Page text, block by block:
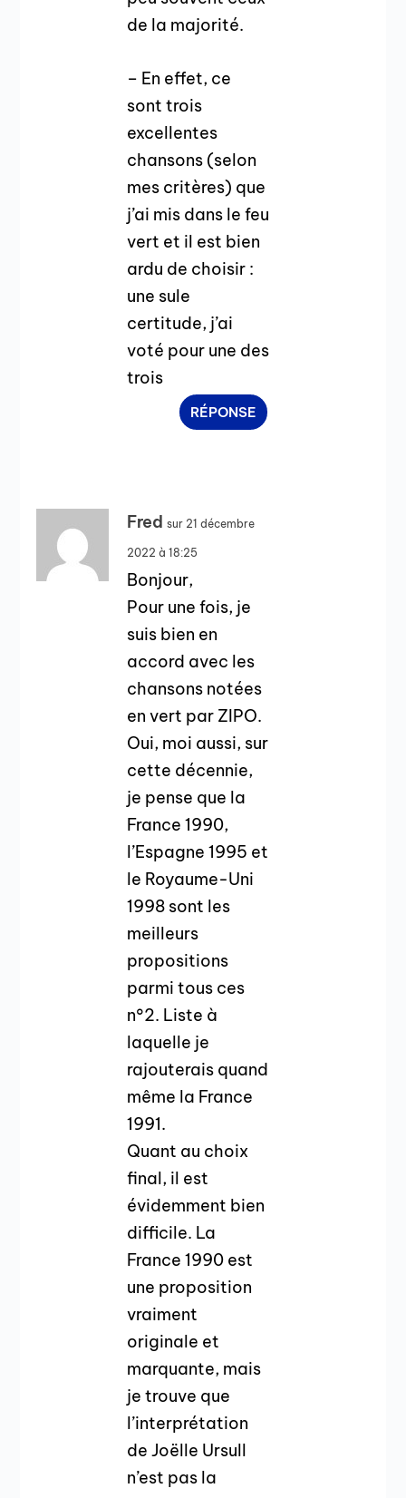
de la majorité.
– En effet, ce
sont trois
excellentes
chansons (selon
mes critères) que
j’ai mis dans le feu
vert et il est bien
ardu de choisir :
une sule
certitude, j’ai
voté pour une des
trois
RÉPONSE
Fred sur 21 décembre
2022 à 18:25
Bonjour,
Pour une fois, je
suis bien en
accord avec les
chansons notées
en vert par ZIPO.
Oui, moi aussi, sur
cette décennie,
je pense que la
France 1990,
l’Espagne 1995 et
le Royaume-Uni
1998 sont les
meilleurs
propositions
parmi tous ces
n°2. Liste à
laquelle je
rajouterais quand
même la France
1991.
Quant au choix
final, il est
évidemment bien
difficile. La
France 1990 est
une proposition
vraiment
originale et
marquante, mais
je trouve que
l’interprétation
de Joëlle Ursull
n’est pas la